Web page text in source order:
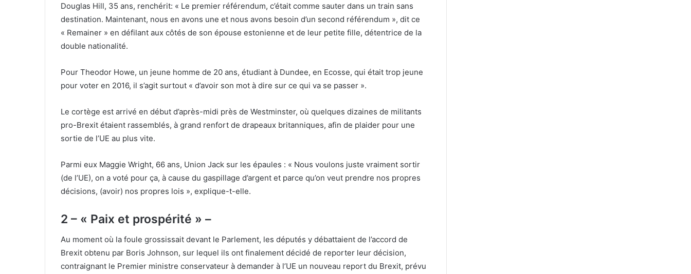
Douglas Hill, 35 ans, renchérit: « Le premier référendum, c’était comme sauter dans un train sans
destination. Maintenant, nous en avons une et nous avons besoin d’un second référendum », dit ce
« Remainer » en défilant aux côtés de son épouse estonienne et de leur petite fille, détentrice de la
double nationalité.
Pour Theodor Howe, un jeune homme de 20 ans, étudiant à Dundee, en Ecosse, qui était trop jeune
pour voter en 2016, il s’agit surtout « d’avoir son mot à dire sur ce qui va se passer ».
Le cortège est arrivé en début d’après-midi près de Westminster, où quelques dizaines de militants
pro-Brexit étaient rassemblés, à grand renfort de drapeaux britanniques, afin de plaider pour une
sortie de l’UE au plus vite.
Parmi eux Maggie Wright, 66 ans, Union Jack sur les épaules : « Nous voulons juste vraiment sortir
(de l’UE), on a voté pour ça, à cause du gaspillage d’argent et parce qu’on veut prendre nos propres
décisions, (avoir) nos propres lois », explique-t-elle.
2 – « Paix et prospérité » –
Au moment où la foule grossissait devant le Parlement, les députés y débattaient de l’accord de
Brexit obtenu par Boris Johnson, sur lequel ils ont finalement décidé de reporter leur décision,
contraignant le Premier ministre conservateur à demander à l’UE un nouveau report du Brexit, prévu